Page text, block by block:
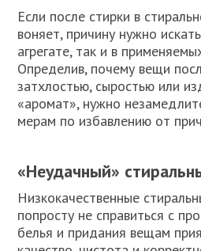
Если после стирки в
воняет, причину нужно
агрегате, так и в
Определив, почему вещи
затхлостью, сыростью или
«аромат», нужно
мерам по избавлению от
«Неудачный»
Низкокачественные
попросту не справиться с
белья и придания вещам